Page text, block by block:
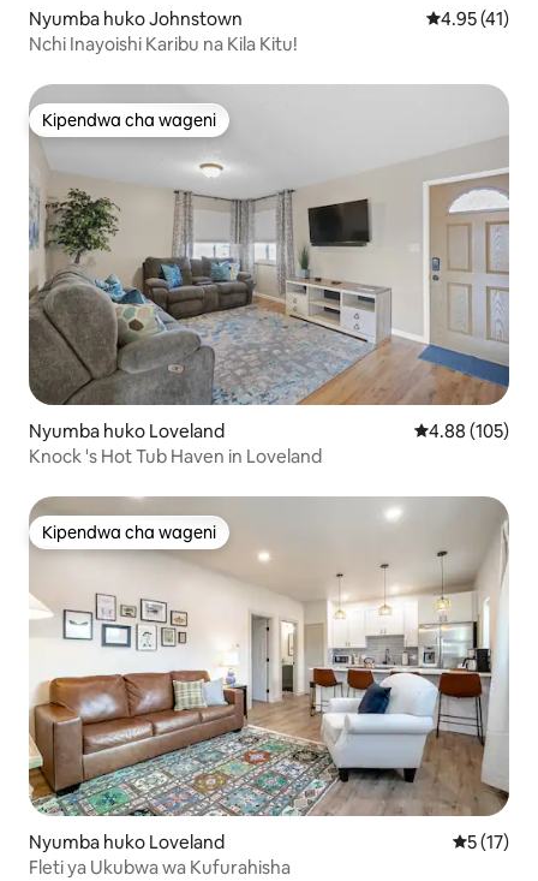
Nyumba huko Johnstown Ukadiriaji wa
4.95 (41)
Nchi Inayoishi Karibu na Kila Kitu!
Kipendwa cha wageni
Kipendwa cha wageni
Nyumba huko Loveland Ukadiriaji wa
4.88 (105)
Knock 's Hot Tub Haven in Loveland
Kipendwa cha wageni
Kipendwa cha wageni
Nyumba huko Loveland Ukadiriaji
5 (17)
Fleti ya Ukubwa wa Kufurahisha